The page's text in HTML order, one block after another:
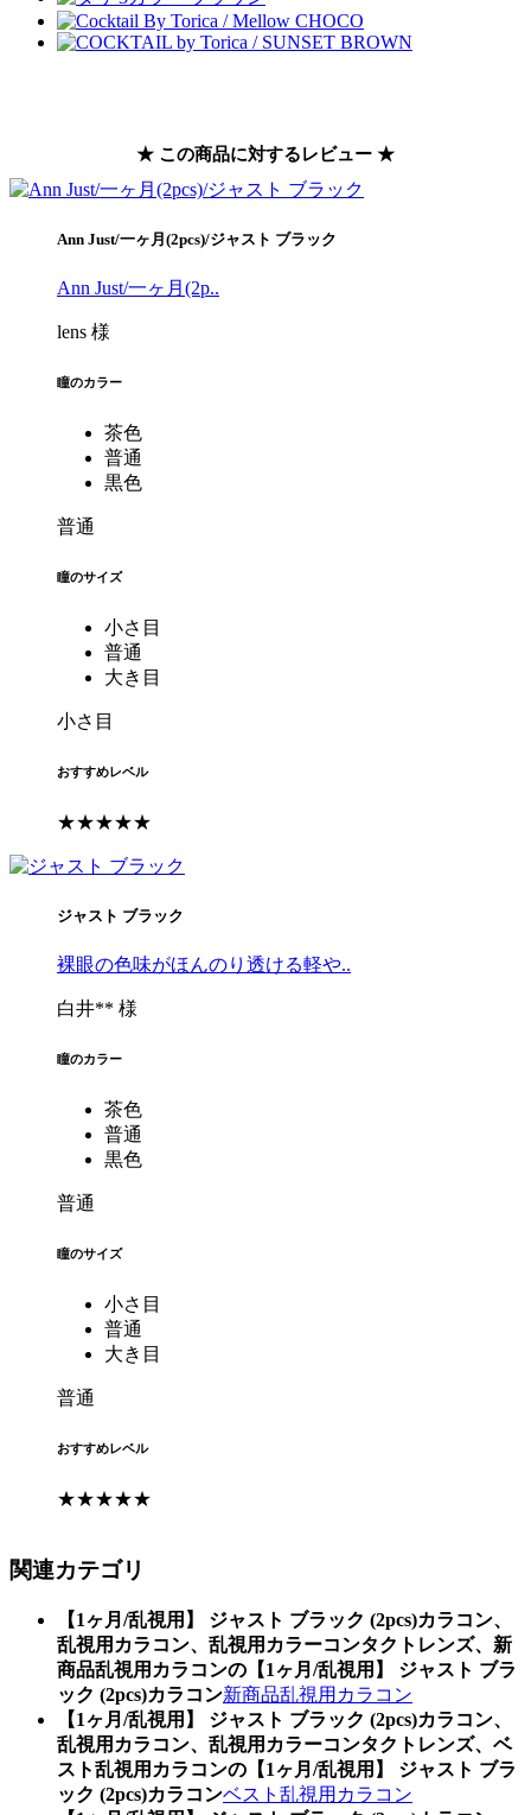
★ この商品に対するレビュー ★
Ann Just/一ヶ月(2pcs)/ジャスト ブラック
Ann Just/一ヶ月(2p..
lens 様
瞳のカラー
茶色
普通
黒色
普通
瞳のサイズ
小さ目
普通
大き目
小さ目
おすすめレベル
★★★★★
ジャスト ブラック
裸眼の色味がほんのり透ける軽や..
白井** 様
瞳のカラー
茶色
普通
黒色
普通
瞳のサイズ
小さ目
普通
大き目
普通
おすすめレベル
★★★★★
関連カテゴリ
【1ヶ月/乱視用】 ジャスト ブラック (2pcs)カラコン、
乱視用カラコン、乱視用カラーコンタクトレンズ、新
商品乱視用カラコンの【1ヶ月/乱視用】 ジャスト ブラ
ック (2pcs)カラコン新商品乱視用カラコン
【1ヶ月/乱視用】 ジャスト ブラック (2pcs)カラコン、
乱視用カラコン、乱視用カラーコンタクトレンズ、ベ
スト乱視用カラコンの【1ヶ月/乱視用】 ジャスト ブラ
ック (2pcs)カラコンベスト乱視用カラコン